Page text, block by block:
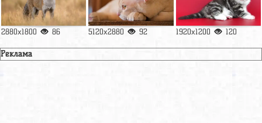
2880x1800 86 5120x2880 92 1920x1200 120
Реклама